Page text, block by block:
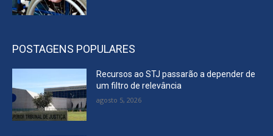
POSTAGENS POPULARES
Recursos ao STJ passarão a depender de
um filtro de relevância
agosto 5, 2026